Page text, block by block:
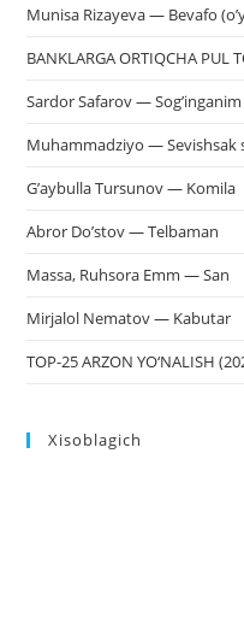
Munisa Rizayeva — Bevafo
BANKLARGA ORTIQCHA PUL
Sardor Safarov —
Muhammadziyo — Sevishsak
G’aybulla Tursunov — Komila
Abror Do’stov — Telbaman
Massa, Ruhsora Emm — San
Mirjalol Nematov — Kabutar
TOP-25 ARZON YO‘NALISH
Xisoblagich